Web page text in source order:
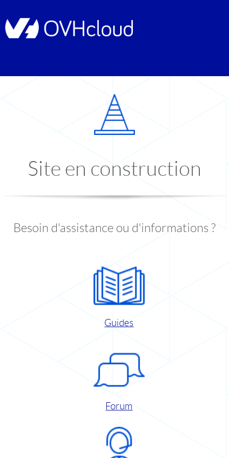
Site en construction
Besoin d'assistance ou d'informations ?
Guides
Forum